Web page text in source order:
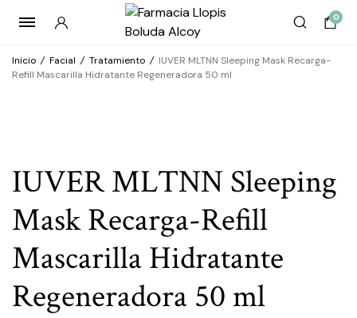
0
Inicio / Facial / Tratamiento / IUVER MLTNN Sleeping Mask Recarga-
Refill Mascarilla Hidratante Regeneradora 50 ml
IUVER MLTNN Sleeping
Mask Recarga-Refill
Mascarilla Hidratante
Regeneradora 50 ml